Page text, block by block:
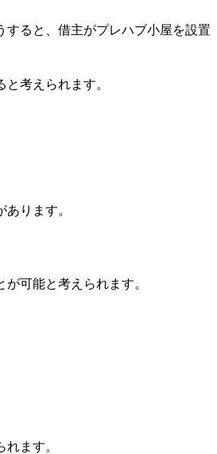
ると、借主がプレハブ小屋を設置
考えられます。
ります。
可能と考えられます。
ます。